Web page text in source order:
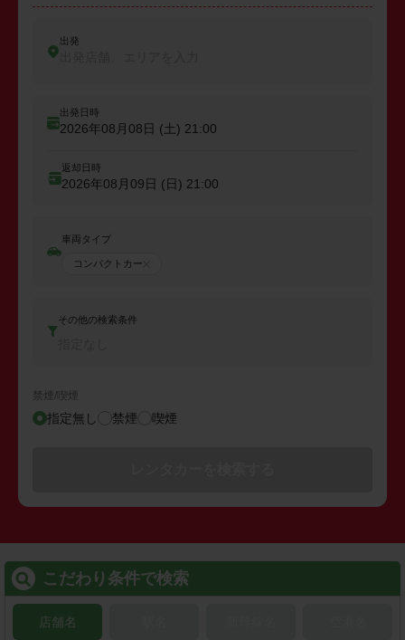
出発
出発日時
2026年08月08日 (土) 21:00
返却日時
2026年08月09日 (日) 21:00
車両タイプ
コンパクトカー
その他の検索条件
禁煙/喫煙
指定無し 禁煙 喫煙
こだわり条件で検索
店舗名